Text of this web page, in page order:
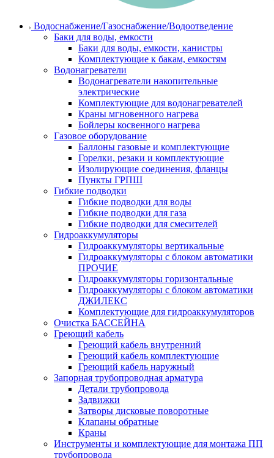
Водоснабжение/Газоснабжение/Водоотведение
Баки для воды, емкости
Баки для воды, емкости, канистры
Комплектующие к бакам, емкостям
Водонагреватели
Водонагреватели накопительные
электрические
Комплектующие для водонагревателей
Краны мгновенного нагрева
Бойлеры косвенного нагрева
Газовое оборудование
Баллоны газовые и комплектующие
Горелки, резаки и комплектующие
Изолирующие соединения, фланцы
Пункты ГРПШ
Гибкие подводки
Гибкие подводки для воды
Гибкие подводки для газа
Гибкие подводки для смесителей
Гидроаккумуляторы
Гидроаккумуляторы вертикальные
Гидроаккумуляторы с блоком автоматики
ПРОЧИЕ
Гидроаккумуляторы горизонтальные
Гидроаккумуляторы с блоком автоматики
ДЖИЛЕКС
Комплектующие для гидроаккумуляторов
Очистка БАССЕЙНА
Греющий кабель
Греющий кабель внутренний
Греющий кабель комплектующие
Греющий кабель наружный
Запорная трубопроводная арматура
Детали трубопровода
Задвижки
Затворы дисковые поворотные
Клапаны обратные
Краны
Инструменты и комплектующие для монтажа ПП
трубопровода